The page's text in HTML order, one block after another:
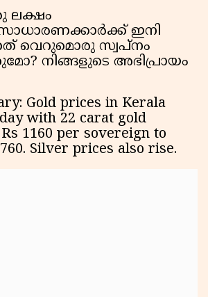
ലക്ഷം
ഇനി
വെറുമൊരു സ്വപ്നം
നിങ്ങളുടെ അഭിപ്രായം
Gold prices in Kerala
with 22 carat gold
1160 per sovereign to
Silver prices also rise.